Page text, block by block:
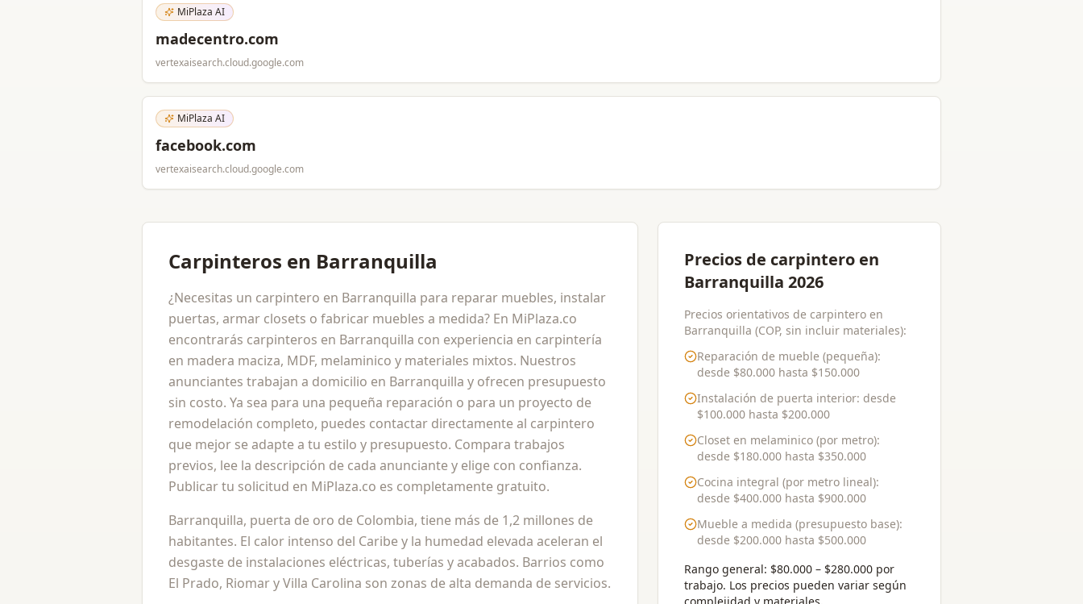
MiPlaza AI
madecentro.com
vertexaisearch.cloud.google.com
MiPlaza AI
facebook.com
vertexaisearch.cloud.google.com
Carpinteros en Barranquilla
¿Necesitas un carpintero en Barranquilla para reparar muebles, instalar
puertas, armar closets o fabricar muebles a medida? En MiPlaza.co
encontrarás carpinteros en Barranquilla con experiencia en carpintería
en madera maciza, MDF, melaminico y materiales mixtos. Nuestros
anunciantes trabajan a domicilio en Barranquilla y ofrecen presupuesto
sin costo. Ya sea para una pequeña reparación o para un proyecto de
remodelación completo, puedes contactar directamente al carpintero
que mejor se adapte a tu estilo y presupuesto. Compara trabajos
previos, lee la descripción de cada anunciante y elige con confianza.
Publicar tu solicitud en MiPlaza.co es completamente gratuito.
Barranquilla, puerta de oro de Colombia, tiene más de 1,2 millones de
habitantes. El calor intenso del Caribe y la humedad elevada aceleran el
desgaste de instalaciones eléctricas, tuberías y acabados. Barrios como
El Prado, Riomar y Villa Carolina son zonas de alta demanda de servicios.
Precios de carpintero en
Barranquilla 2026
Precios orientativos de carpintero en
Barranquilla (COP, sin incluir materiales):
Reparación de mueble (pequeña):
desde $80.000hasta $150.000
Instalación de puerta interior: desde
$100.000hasta $200.000
Closet en melaminico (por metro):
desde $180.000hasta $350.000
Cocina integral (por metro lineal):
desde $400.000hasta $900.000
Mueble a medida (presupuesto base):
desde $200.000hasta $500.000
Rango general: $80.000 – $280.000 por
trabajo. Los precios pueden variar según